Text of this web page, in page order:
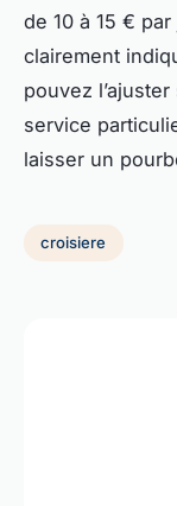
de 10 à 15 €
clairement
pouvez
service
laisser un
croisiere